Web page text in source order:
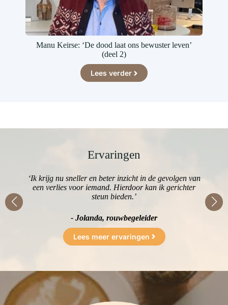
Manu Keirse: ‘De dood laat ons bewuster leven’
(deel 2)
Lees verder
Ervaringen
‘Ik krijg nu sneller en beter inzicht in de gevolgen van
een verlies voor iemand. Hierdoor kan ik gerichter
steun bieden.’
- Jolanda, rouwbegeleider
Lees meer ervaringen